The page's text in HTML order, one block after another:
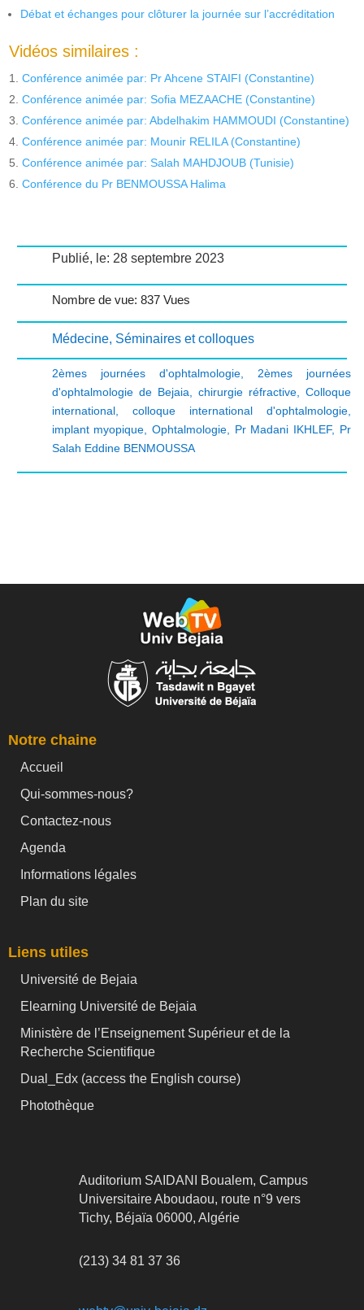
Débat et échanges pour clôturer la journée sur l’accréditation
Vidéos similaires :
Conférence animée par: Pr Ahcene STAIFI (Constantine)
Conférence animée par: Sofia MEZAACHE (Constantine)
Conférence animée par: Abdelhakim HAMMOUDI (Constantine)
Conférence animée par: Mounir RELILA (Constantine)
Conférence animée par: Salah MAHDJOUB (Tunisie)
Conférence du Pr BENMOUSSA Halima
Publié, le: 28 septembre 2023
Nombre de vue: 837 Vues
Médecine, Séminaires et colloques
2èmes journées d'ophtalmologie, 2èmes journées
d'ophtalmologie de Bejaia
chirurgie réfractive, Colloque
international, colloque international d'ophtalmologie,
implant myopique
Ophtalmologie, Pr Madani IKHLEF, Pr
Salah Eddine BENMOUSSA
Notre chaine
Accueil
Qui-sommes-nous?
Contactez-nous
Agenda
Informations légales
Plan du site
Liens utiles
Université de Bejaia
Elearning Université de Bejaia
Ministère de l’Enseignement Supérieur et de la
Recherche Scientifique
Dual_Edx (access the English course)
Photothèque
Auditorium SAIDANI Boualem, Campus
Universitaire Aboudaou, route n°9 vers
Tichy, Béjaïa 06000, Algérie
(213) 34 81 37 36